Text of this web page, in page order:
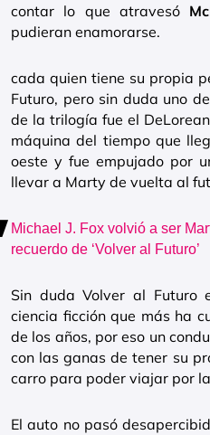
contar lo que atravesó
pudieran enamorarse.
cada quien tiene su propia
Futuro, pero sin duda uno
de la trilogía fue el
máquina del tiempo que
oeste y fue empujado por
llevar a Marty de vuelta al
Michael J. Fox volvió a ser
recuerdo de ‘Volver al Futuro’
Sin duda Volver al Futuro
ciencia ficción que más ha
de los años, por eso un
con las ganas de tener su
carro para poder viajar por
El auto no pasó